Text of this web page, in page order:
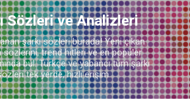
Ana içeriğe atla
Sözleri ve Analizleri
şarkı sözleri burada! Yeni çıkan
sözlerini, trend hitleri ve en popüler
bul. Türkçe ve yabancı tüm şarkı
tek yerde, hızlı erişim.